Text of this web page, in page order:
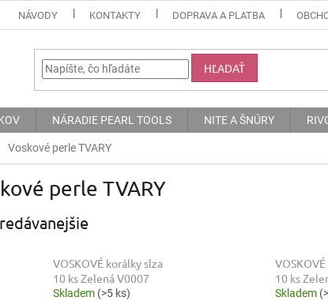
NÁVODY KONTAKTY DOPRAVA A PLATBA
HĽADAŤ
NÁRADIE PEARL TOOLS NITE A ŠNÚRY
Voskové perle TVARY
perle TVARY
VOSKOVÉ korálky slza
10 ks Zelená V0007
Skladem (>5 ks)
10 ks
Skladem